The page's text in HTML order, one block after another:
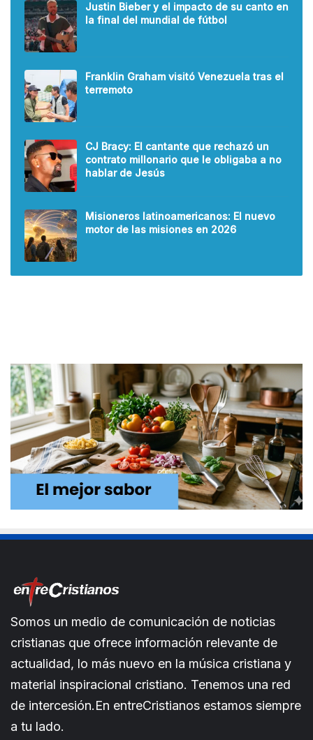
Justin Bieber y el impacto de su canto en
la final del mundial de fútbol
Franklin Graham visitó Venezuela tras el
terremoto
CJ Bracy: El cantante que rechazó un
contrato millonario que le obligaba a no
hablar de Jesús
Misioneros latinoamericanos: El nuevo
motor de las misiones en 2026
Somos un medio de comunicación de noticias
cristianas que ofrece información relevante de
actualidad, lo más nuevo en la música cristiana y
material inspiracional cristiano. Tenemos una red
de intercesión.En entreCristianos estamos siempre
a tu lado.